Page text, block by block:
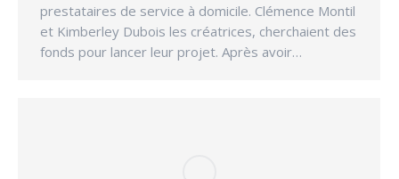
prestataires de service à domicile. Clémence Montil
et Kimberley Dubois les créatrices, cherchaient des
fonds pour lancer leur projet. Après avoir…